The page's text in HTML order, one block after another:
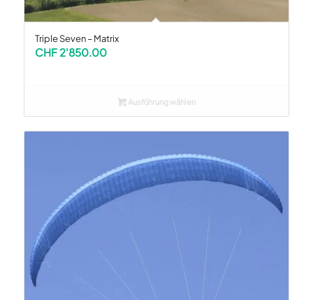
Triple Seven – Matrix
CHF2'850.00
Ausführung wählen